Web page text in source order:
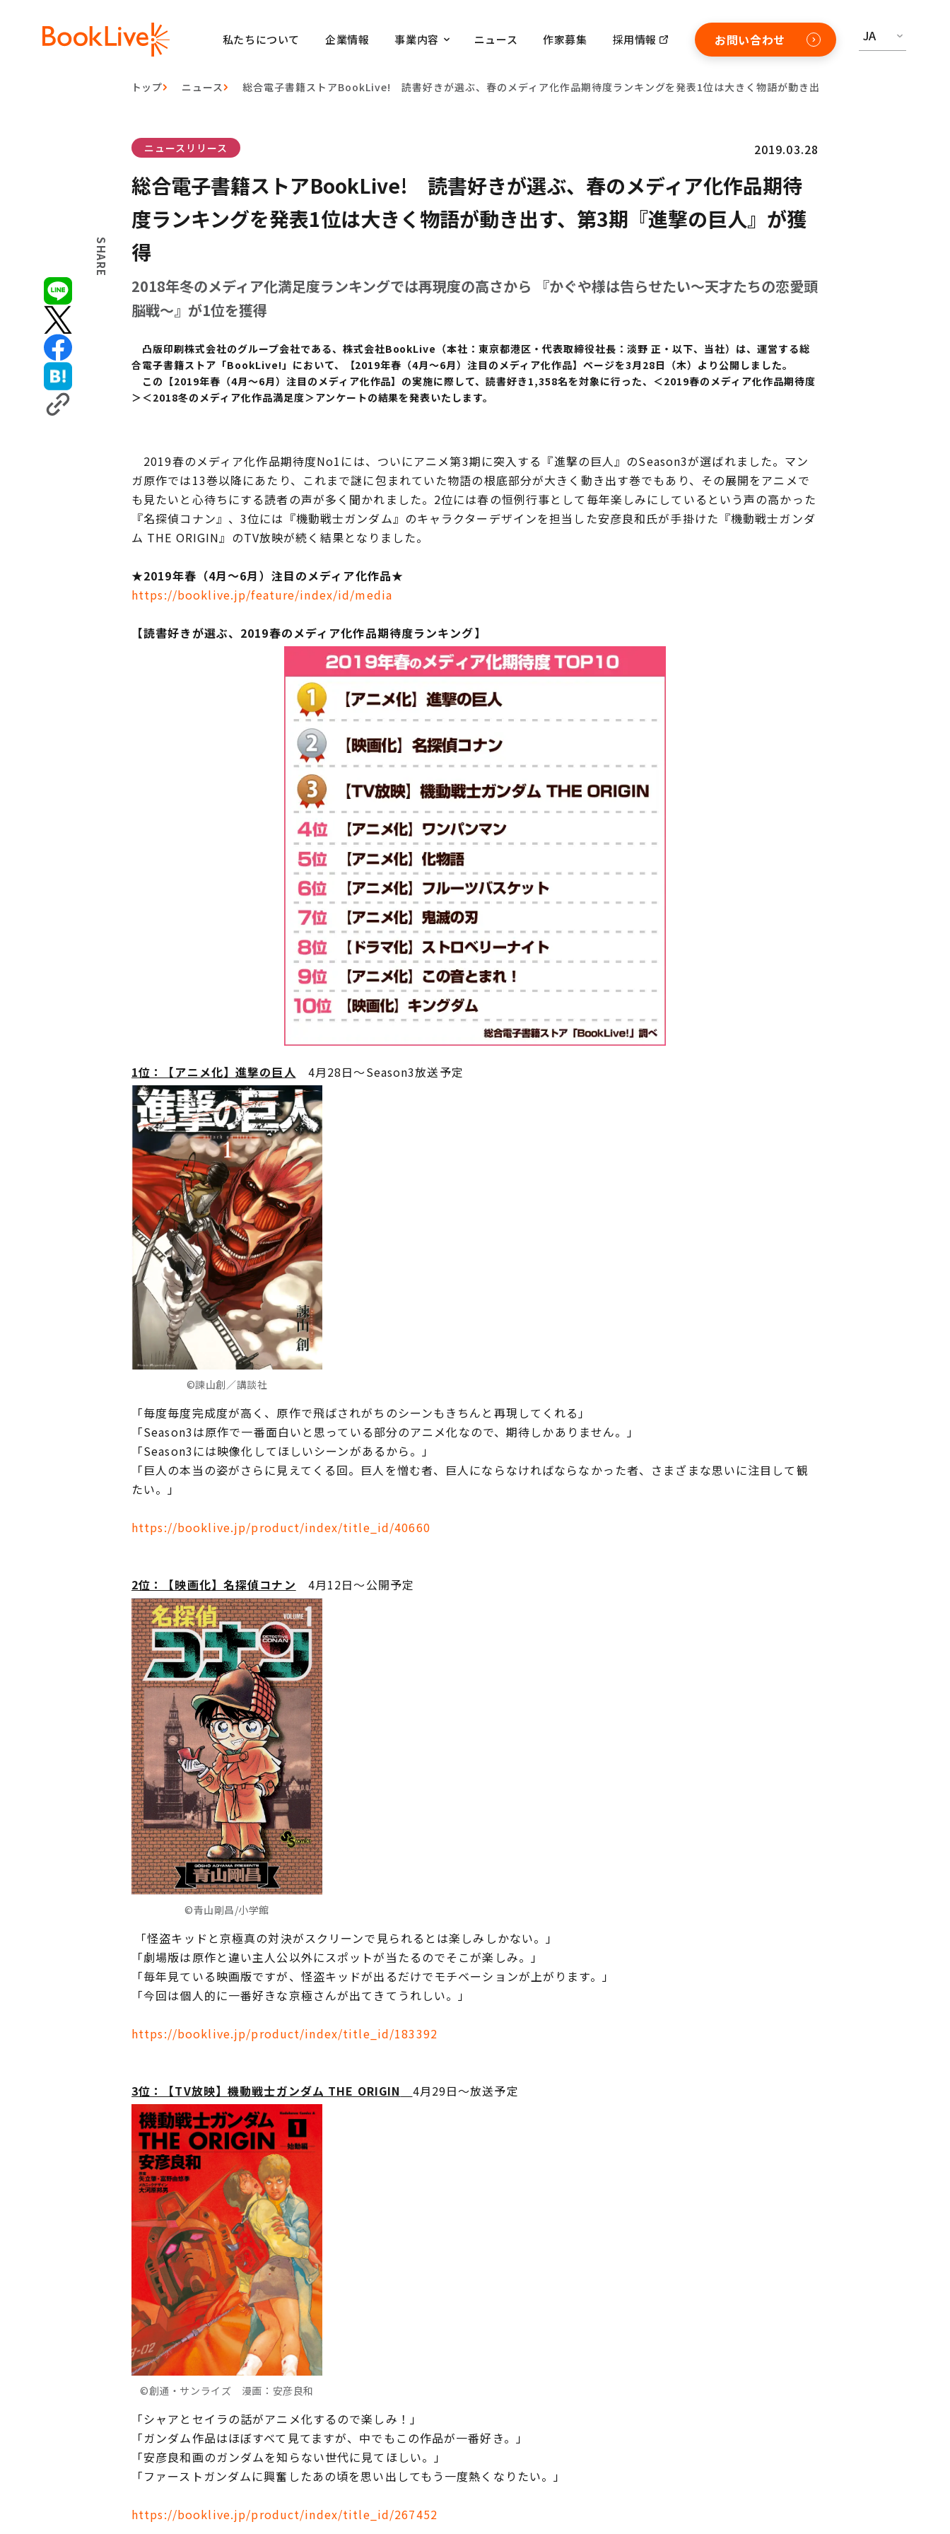
私たちについて 企業情報 事業内容 ニュース 作家募集 採用情報 お問い合わせ JA
トップ ニュース 総合電子書籍ストアBookLive! 読書好きが選ぶ、春のメディア化作品期待度ランキングを発表1位は大きく物語が動き出す、第3期『進撃の巨人』
SHARE
ニュースリリース 2019.03.28
総合電子書籍ストアBookLive! 読書好きが選ぶ、春のメディア化作品期待
度ランキングを発表1位は大きく物語が動き出す、第3期『進撃の巨人』が獲
得
2018年冬のメディア化満足度ランキングでは再現度の高さから 『かぐや様は告らせたい～天才たちの恋愛頭
脳戦～』が1位を獲得
凸版印刷株式会社のグループ会社である、株式会社BookLive（本社：東京都港区・代表取締役社長：淡野 正・以下、当社）は、運営する総
合電子書籍ストア「BookLive!」において、【2019年春（4月～6月）注目のメディア化作品】ページを3月28日（木）より公開しました。
この【2019年春（4月～6月）注目のメディア化作品】の実施に際して、読書好き1,358名を対象に行った、＜2019春のメディア化作品期待度
＞＜2018冬のメディア化作品満足度＞アンケートの結果を発表いたします。
2019春のメディア化作品期待度No1には、ついにアニメ第3期に突入する『進撃の巨人』のSeason3が選ばれました。マン
ガ原作では13巻以降にあたり、これまで謎に包まれていた物語の根底部分が大きく動き出す巻でもあり、その展開をアニメで
も見たいと心待ちにする読者の声が多く聞かれました。2位には春の恒例行事として毎年楽しみにしているという声の高かった
『名探偵コナン』、3位には『機動戦士ガンダム』のキャラクターデザインを担当した安彦良和氏が手掛けた『機動戦士ガンダ
ム THE ORIGIN』のTV放映が続く結果となりました。
★2019年春（4月～6月）注目のメディア化作品★
https://booklive.jp/feature/index/id/media
【読書好きが選ぶ、2019春のメディア化作品期待度ランキング】
1位：【アニメ化】進撃の巨人 4月28日～Season3放送予定
©諫山創／講談社
「毎度毎度完成度が高く、原作で飛ばされがちのシーンもきちんと再現してくれる」
「Season3は原作で一番面白いと思っている部分のアニメ化なので、期待しかありません。」
「Season3には映像化してほしいシーンがあるから。」
「巨人の本当の姿がさらに見えてくる回。巨人を憎む者、巨人にならなければならなかった者、さまざまな思いに注目して観
たい。」
https://booklive.jp/product/index/title_id/40660
2位：【映画化】名探偵コナン 4月12日～公開予定
©青山剛昌/小学館
「怪盗キッドと京極真の対決がスクリーンで見られるとは楽しみしかない。」
「劇場版は原作と違い主人公以外にスポットが当たるのでそこが楽しみ。」
「毎年見ている映画版ですが、怪盗キッドが出るだけでモチベーションが上がります。」
「今回は個人的に一番好きな京極さんが出てきてうれしい。」
https://booklive.jp/product/index/title_id/183392
3位：【TV放映】機動戦士ガンダム THE ORIGIN 4月29日～放送予定
©創通・サンライズ 漫画：安彦良和
「シャアとセイラの話がアニメ化するので楽しみ！」
「ガンダム作品はほぼすべて見てますが、中でもこの作品が一番好き。」
「安彦良和画のガンダムを知らない世代に見てほしい。」
「ファーストガンダムに興奮したあの頃を思い出してもう一度熱くなりたい。」
https://booklive.jp/product/index/title_id/267452